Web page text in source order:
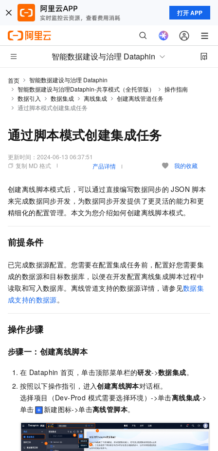
打开 APP
智能数据建设与治理 Dataphin
首页
智能数据建设与治理 Dataphin
智能数据建设与治理Dataphin-共享模式（全托管版）
操作指南
数据引入
数据集成 离线集成
创建离线管道任务
通过脚本模式创建集成任务
通过脚本模式创建集成任务
更新时间： 2024-06-13 06:37:51
复制 MD 格式
产品详情 我的收藏
创建离线脚本模式后，可以通过直接编写数据同步的 JSON 脚本
来完成数据同步开发，为数据同步开发提供了更灵活的能力和更
精细化的配置管理。本文为您介绍如何创建离线脚本模式。
前提条件
已完成数据源配置。您需要在配置集成任务前，配置好您需要集
成的数据源和目标数据库，以便在开发配置离线集成脚本过程中
读取和写入数据库。离线管道支持的数据源详情，请参见数据集
成支持的数据源。
操作步骤
步骤一：创建离线脚本
在 Dataphin 首页，单击顶部菜单栏的研发->数据集成。
按照以下操作指引，进入创建离线脚本对话框。
选择项目（Dev-Prod 模式需要选择环境）->单击离线集成->
单击
新建图标->单击离线管脚本。